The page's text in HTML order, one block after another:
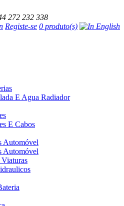
272 232 338
Registe-se 0 produto(s)
E Agua Radiador
E Cabos
Automóvel
Automóvel